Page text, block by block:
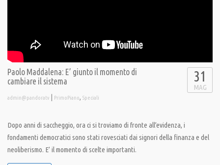
Paolo Maddalena: E’ giunto il momento di
cambiare il sistema
admin@pandoratv | PrimoPiano, Speciali
31
MAG
Dopo anni di saccheggio, ora ci si troviamo di fronte all’evidenza, i
fondamenti democratici sono stati rovesciati dai signori della finanza e del
neoliberismo. E’ il momento di scelte importanti.